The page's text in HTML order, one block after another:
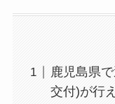
鹿児島県
交付)が行